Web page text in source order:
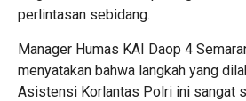
perlintasan sebidang.
Manager Humas KAI Daop 4
menyatakan bahwa langkah yang
Asistensi Korlantas Polri ini sangat